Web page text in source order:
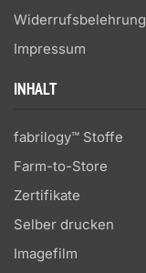
Widerrufsbelehrung
Impressum
INHALT
fabrilogy™ Stoffe
Farm-to-Store
Zertifikate
Selber drucken
Imagefilm